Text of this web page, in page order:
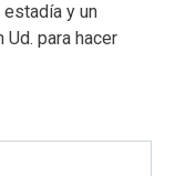
y un
para hacer